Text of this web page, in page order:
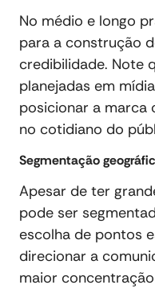
No médio e longo
para a construção
credibilidade. Note
planejadas em
posicionar a marca
no cotidiano do
Segmentação
Apesar de ter
pode ser
escolha de pontos
direcionar a
maior